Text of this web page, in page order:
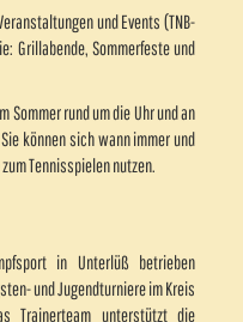
und Events (TNB-
Grillabende, Sommerfeste und
Sommer rund um die Uhr und an
können sich wann immer und
Tennisspielen nutzen.
in Unterlüß betrieben
und Jugendturniere im Kreis
Trainerteam unterstützt die